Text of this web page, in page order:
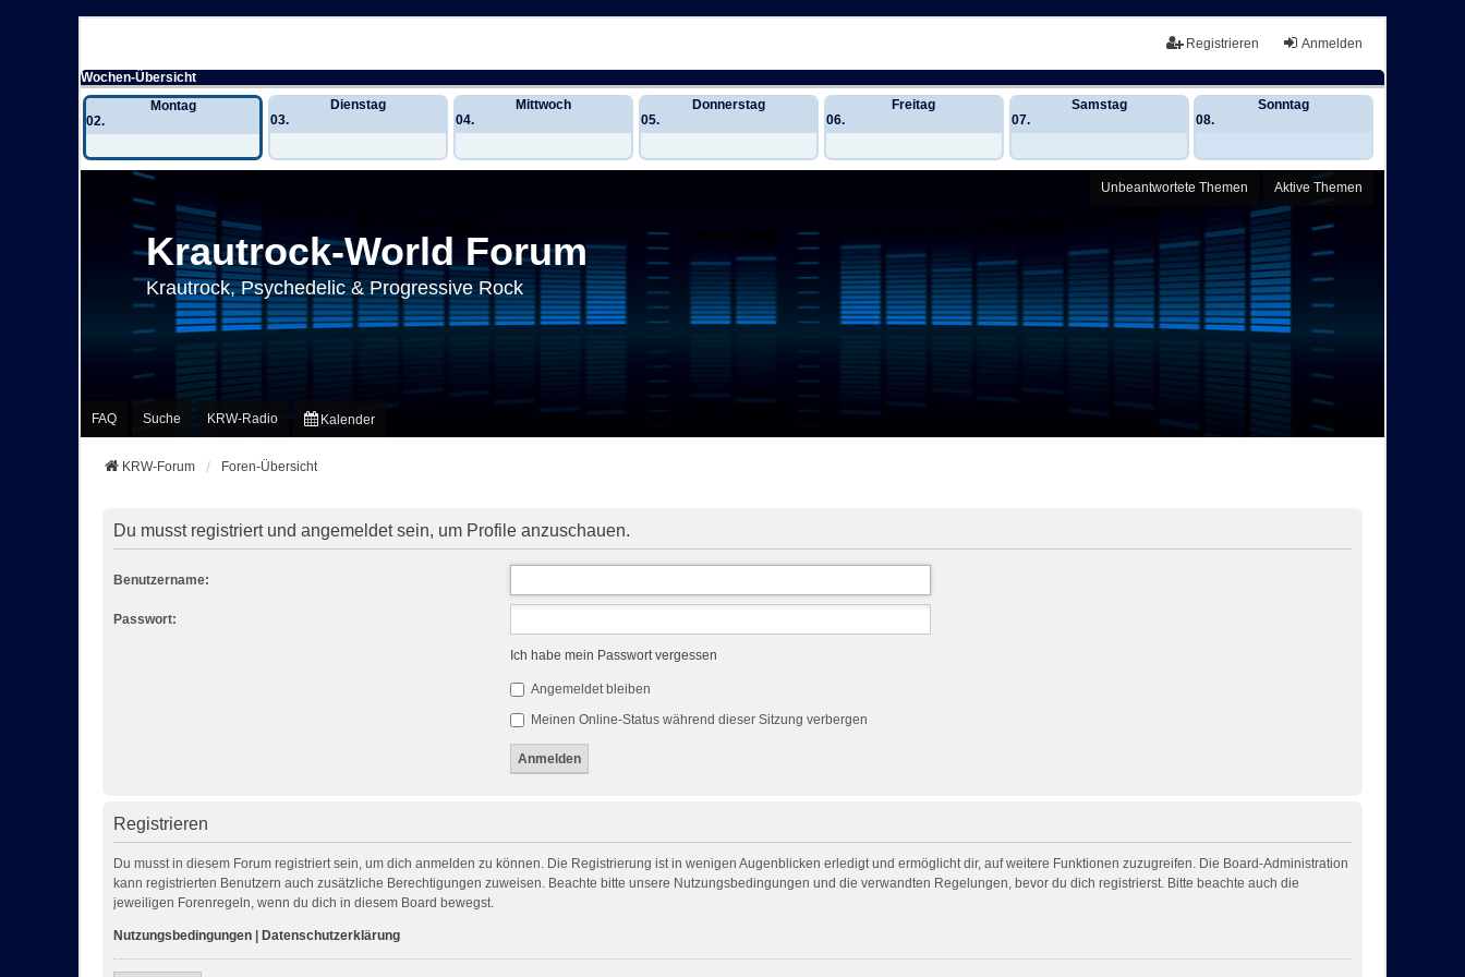
Anmelden
Registrieren
Wochen-Übersicht
Montag
02.
Dienstag
03.
Mittwoch
04.
Donnerstag
05.
Freitag
06.
Samstag
07.
Sonntag
08.
Unbeantwortete Themen Aktive Themen
Krautrock-World Forum
Krautrock, Psychedelic & Progressive Rock
FAQ Suche KRW-Radio Kalender
KRW-Forum Foren-Übersicht
Du musst registriert und angemeldet sein, um Profile anzuschauen.
Benutzername:
Passwort:
Ich habe mein Passwort vergessen
Angemeldet bleiben
Meinen Online-Status während dieser Sitzung verbergen
Registrieren
Du musst in diesem Forum registriert sein, um dich anmelden zu können. Die Registrierung ist in wenigen Augenblicken erledigt und ermöglicht dir, auf weitere Funktionen zuzugreifen. Die Board-Administration
kann registrierten Benutzern auch zusätzliche Berechtigungen zuweisen. Beachte bitte unsere Nutzungsbedingungen und die verwandten Regelungen, bevor du dich registrierst. Bitte beachte auch die
jeweiligen Forenregeln, wenn du dich in diesem Board bewegst.
Nutzungsbedingungen Datenschutzerklärung